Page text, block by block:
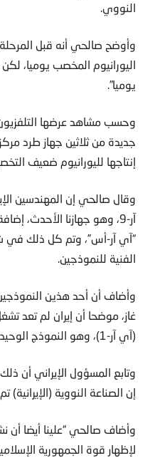
النووي.
اليورانيوم المخصب يوميا،
يوميا”.
وحسب مشاهد عرضها
إنتاجها لليورانيوم ضعيف
وقال صالحي إن المهندسين
آر-9، وهو جهازنا الأحدث،
“آي آر-أس”، وتم كل ذلك في
الفنية للنموذجين.
وأضاف أن أحد هذين
غاز، موضحا أن إيران لم تعد
(آي آر-1)، وهو النموذج الوحيد المسموح به في اتفاق 2015.
وتابع المسؤول الإيراني
إن الصناعة النووية (الإيرانية)
وأضاف صالحي “علينا أيضا أن
لإظهار قوة الجمهورية